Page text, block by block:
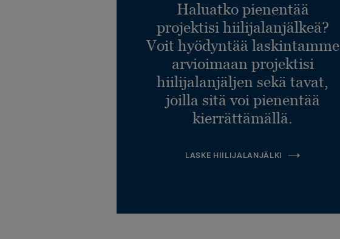
Haluatko pienentää
projektisi hiilijalanjälkeä?
Voit hyödyntää laskintamme
arvioimaan projektisi
hiilijalanjäljen sekä tavat,
joilla sitä voi pienentää
kierrättämällä.
LASKE HIILIJALANJÄLKI